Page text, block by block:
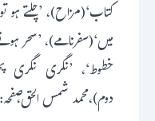
کتاب‘(مزاح)، ’چلتے ہو
میں‘(سفرنامے)، ’سحر
خطوط‘، ’نگری نگری
دوم)،محمد شمس الحق،صفحہ:205